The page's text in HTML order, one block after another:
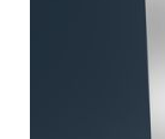
Beltéri
Emelő-toló